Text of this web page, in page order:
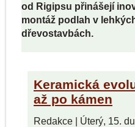
od Rigipsu přinášejí
montáž podlah v
dřevostavbách.
Keramická
až po kámen
Redakce | Úterý, 15.